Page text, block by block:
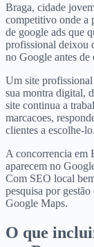
Braga, cidade
competitivo onde a
de google ads que
profissional deixou
no Google antes de
Um site
sua montra digital,
site continua a
marcacoes,
clientes a escolhe-lo.
A concorrencia em
aparecem no
Com SEO local
pesquisa por
Google Maps.
O que